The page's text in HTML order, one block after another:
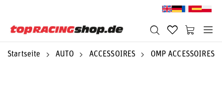
Startseite AUTO ACCESSOIRES OMP ACCESSOIRES